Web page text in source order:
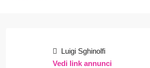
Luigi Sghinolfi
Vedi link annunci